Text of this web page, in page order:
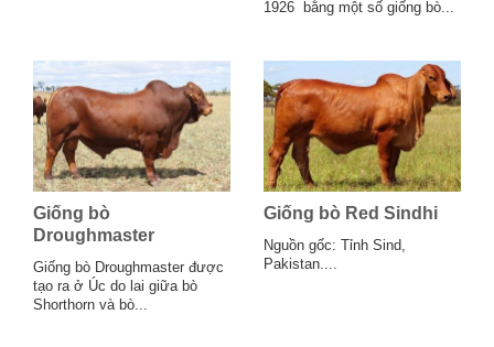
1926 bằng một số giống bò...
Giống bò
Droughmaster
Giống bò Droughmaster được
tạo ra ở Úc do lai giữa bò
Shorthorn và bò...
Giống bò Red Sindhi
Nguồn gốc: Tỉnh Sind,
Pakistan....